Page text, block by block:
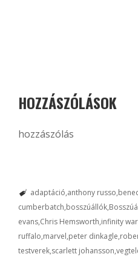
HOZZÁSZÓLÁSOK
hozzászólás
adaptáció anthony russo
cumberbatch bosszúállók
evans Chris Hemsworth infinity war
ruffalo marvel peter dinkagle
testverek scarlett johansson